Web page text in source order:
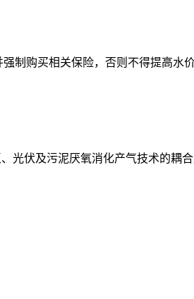
制购买相关保险，否则不得提高水
光伏及污泥厌氧消化产气技术的耦